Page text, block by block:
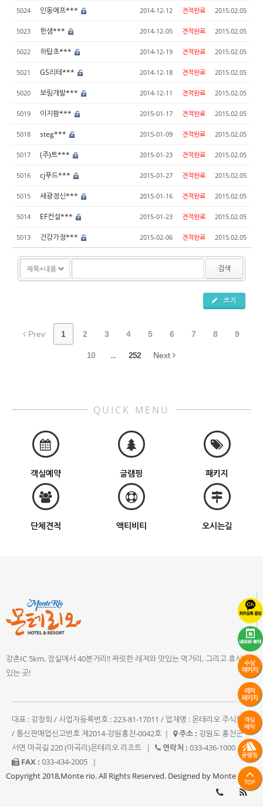
5024 인동에프*** 2014-12-12 견적완료 2015.02.05
5023 한샘*** 2014-12-05 견적완료 2015.02.05
5022 하탑초*** 2014-12-19 견적완료 2015.02.05
5021 GS리테*** 2014-12-18 견적완료 2015.02.05
5020 보림개발*** 2014-12-11 견적완료 2015.02.05
5019 이지팜*** 2015-01-17 견적완료 2015.02.05
5018 steg*** 2015-01-09 견적완료 2015.02.05
5017 (주)트*** 2015-01-23 견적완료 2015.02.05
5016 cj푸드*** 2015-01-27 견적완료 2015.02.05
5015 세광정신*** 2015-01-16 견적완료 2015.02.05
5014 EF컨설*** 2015-01-23 견적완료 2015.02.05
5013 건강가정*** 2015-02-06 견적완료 2015.02.05
검색
쓰기
Prev 1 2 3 4 5 6 7 8 9
10 ... 252 Next
QUICK MENU
객실예약 글램핑 패키지
단체견적 액티비티 오시는길
강촌IC 5km, 잠실에서 40분거리!! 짜릿한 레져와 맛있는 먹거리, 그리고 휴식이
있는 곳!
대표 : 강창희 / 사업자등록번호 : 223-81-17011 / 업체명 : 몬테리오 주식회사
/ 통신판매업신고번호 제2014-강원홍천-0042호 | 주소 : 강원도 홍천군
서면 마곡길 220 (마곡리)몬테리오 리조트
| 연락처 : 033-436-1000
|
FAX : 033-434-2005
|
Copyright 2018,Monte rio. All Rights Reserved. Designed by Monte rio.